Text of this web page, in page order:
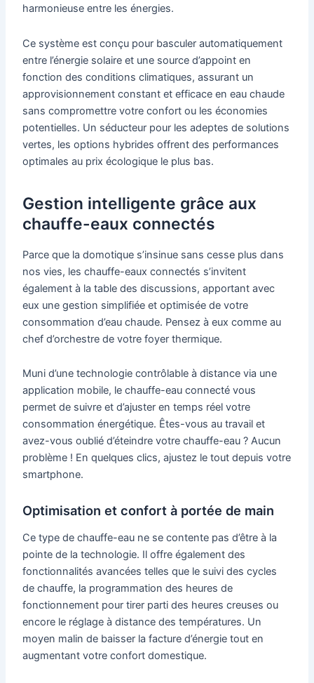
harmonieuse entre les énergies.
Ce système est conçu pour basculer automatiquement
entre l’énergie solaire et une source d’appoint en
fonction des conditions climatiques, assurant un
approvisionnement constant et efficace en eau chaude
sans compromettre votre confort ou les économies
potentielles. Un séducteur pour les adeptes de solutions
vertes, les options hybrides offrent des performances
optimales au prix écologique le plus bas.
Gestion intelligente grâce aux
chauffe-eaux connectés
Parce que la domotique s’insinue sans cesse plus dans
nos vies, les chauffe-eaux connectés s’invitent
également à la table des discussions, apportant avec
eux une gestion simplifiée et optimisée de votre
consommation d’eau chaude. Pensez à eux comme au
chef d’orchestre de votre foyer thermique.
Muni d’une technologie contrôlable à distance via une
application mobile, le chauffe-eau connecté vous
permet de suivre et d’ajuster en temps réel votre
consommation énergétique. Êtes-vous au travail et
avez-vous oublié d’éteindre votre chauffe-eau ? Aucun
problème ! En quelques clics, ajustez le tout depuis votre
smartphone.
Optimisation et confort à portée de main
Ce type de chauffe-eau ne se contente pas d’être à la
pointe de la technologie. Il offre également des
fonctionnalités avancées telles que le suivi des cycles
de chauffe, la programmation des heures de
fonctionnement pour tirer parti des heures creuses ou
encore le réglage à distance des températures. Un
moyen malin de baisser la facture d’énergie tout en
augmentant votre confort domestique.